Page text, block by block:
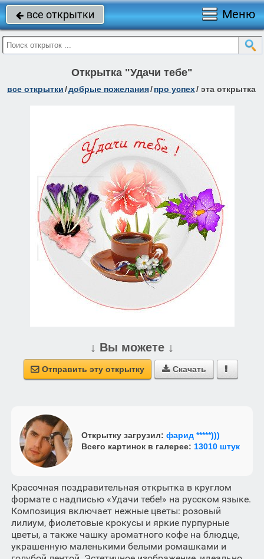
 все открытки Меню
Открытка "Удачи тебе"
все открытки/добрые пожелания/про успех/ эта открытка
↓ Вы можете ↓
 Отправить эту открытку  Скачать 
Открытку загрузил: фарид *****)))
Всего картинок в галерее: 13010 штук
Красочная поздравительная открытка в круглом
формате с надписью «Удачи тебе!» на русском языке.
Композиция включает нежные цветы: розовый
лилиум, фиолетовые крокусы и яркие пурпурные
цветы, а также чашку ароматного кофе на блюдце,
украшенную маленькими белыми ромашками и